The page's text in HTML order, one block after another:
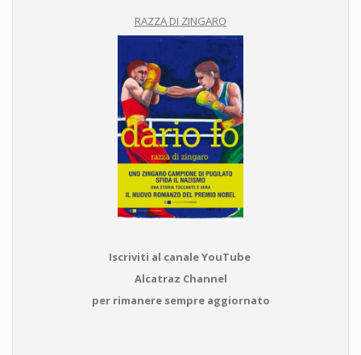
RAZZA DI ZINGARO
Iscriviti al canale YouTube
Alcatraz Channel
per rimanere sempre aggiornato